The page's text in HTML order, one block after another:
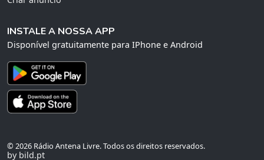
INSTALE A NOSSA APP
Disponível gratuitamente para IPhone e Android
© 2026 Rádio Antena Livre. Todos os direitos reservados.
by bild.pt